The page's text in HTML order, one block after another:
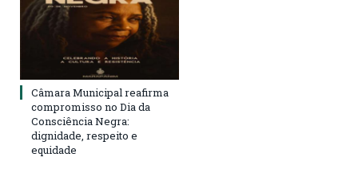
Câmara Municipal reafirma
compromisso no Dia da
Consciência Negra:
dignidade, respeito e
equidade